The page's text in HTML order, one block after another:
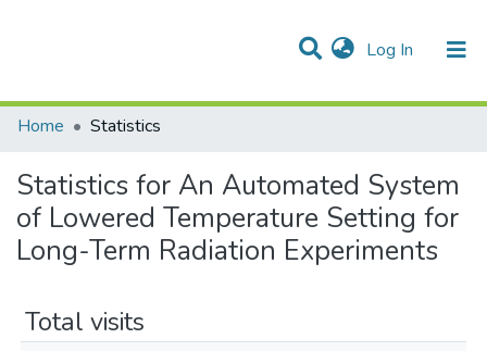
Log In (current)
Communities & Collections
All of DSpace
Home
Statistics
Statistics for An Automated System
of Lowered Temperature Setting for
Long-Term Radiation Experiments
Total visits